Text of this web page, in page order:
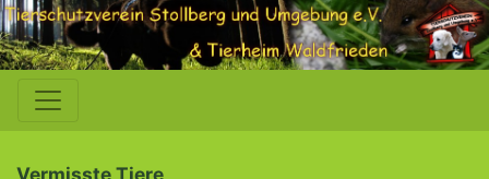
Vermisste Tiere